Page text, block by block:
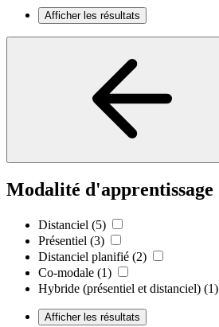
Afficher les résultats
Modalité d'apprentissage
Distanciel (5)
Présentiel (3)
Distanciel planifié (2)
Co-modale (1)
Hybride (présentiel et distanciel) (1)
Afficher les résultats